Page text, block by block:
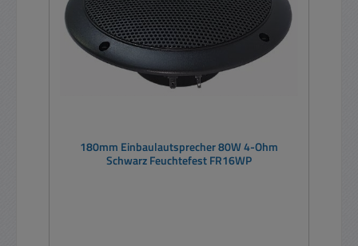
180mm Einbaulautsprecher 80W 4-Ohm
Schwarz Feuchtefest FR16WP